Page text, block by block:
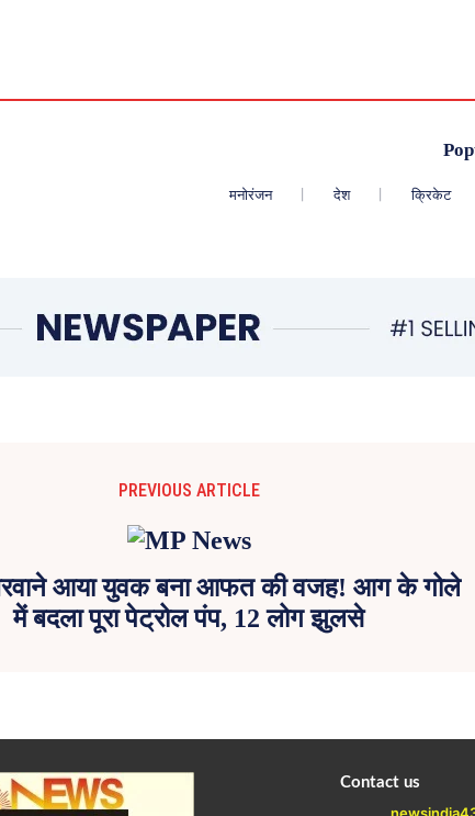
मनोरंजन देश क्रिकेट
PREVIOUS ARTICLE
आया युवक बना आफत की वजह! आग के गोले
में बदला पूरा पेट्रोल पंप, 12 लोग झुलसे
Contact us